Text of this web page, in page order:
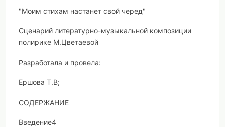
"Моим стихам настанет свой черед"
Сценарий литературно-музыкальной композиции
полирике М.Цветаевой
Разработала и провела:
Ершова Т.В;
СОДЕРЖАНИЕ
Введение4